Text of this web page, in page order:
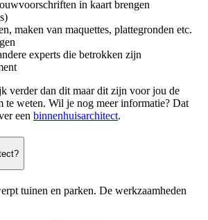
in kaart brengen
maken van maquettes, plattegronden etc.
experts die betrokken zijn
verder dan dit maar dit zijn voor jou de
te weten. Wil je nog meer informatie? Dat
een binnenhuisarchitect.
tuinen en parken. De werkzaamheden